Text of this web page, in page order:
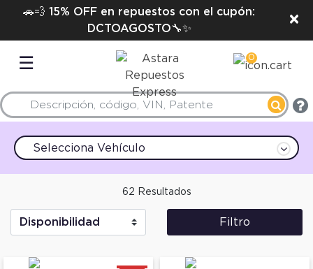
🚗💨 15% OFF en repuestos con el cupón:
DCTOAGOSTO🔧✨
×
☰ 0
Selecciona Vehículo
62 Resultados
Filtro